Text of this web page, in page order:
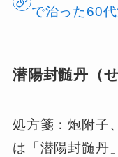
で治った60
潜陽封髄丹（
処方箋：炮附子
は「潜陽封髄丹